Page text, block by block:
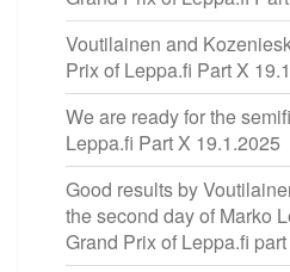
Voutilainen and
Prix of Leppa.fi Part X
We are ready for the
Leppa.fi Part X 19.1.2025
Good results by
the second day of Marko
Grand Prix of Leppa.fi